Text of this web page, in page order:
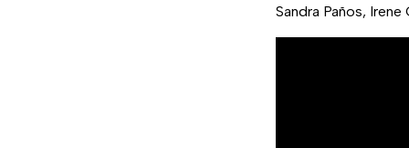
Sandra Paños,